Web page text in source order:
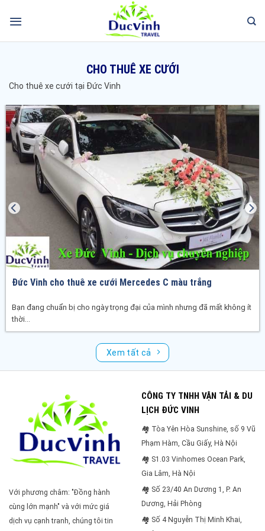
CHO THUÊ XE CƯỚI
Cho thuê xe cưới tại Đức Vinh
Đức Vinh cho thuê xe cưới Mercedes C màu trắng
Bạn đang chuẩn bị cho ngày trọng đại của mình nhưng đã mất không ít
thời...
Xem tất cả
Với phương châm: "Đồng hành
cùng lớn mạnh" và với mức giá
dịch vụ cạnh tranh, chúng tôi tin
CÔNG TY TNHH VẬN TẢI & DU
LỊCH ĐỨC VINH
🏘 Tòa Yên Hòa Sunshine, số 9 Vũ
Phạm Hàm, Cầu Giấy, Hà Nội
🏘 S1.03 Vinhomes Ocean Park,
Gia Lâm, Hà Nội
🏘 Số 23/40 An Dương 1, P. An
Dương, Hải Phòng
🏘 Số 4 Nguyễn Thị Minh Khai,